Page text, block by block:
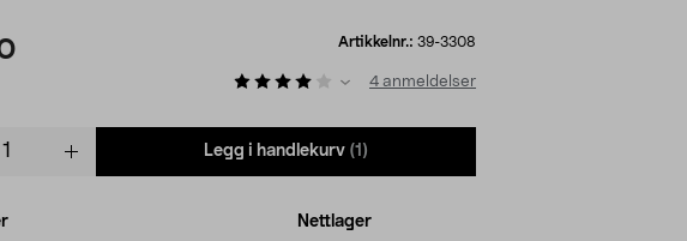
Artikkelnr.: 39-3308
4 anmeldelser
Legg i handlekurv (1)
Nettlager